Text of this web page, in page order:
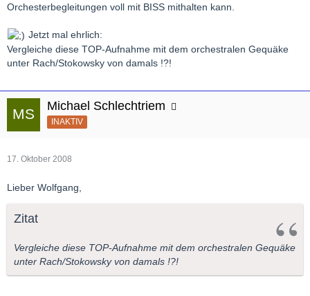
Orchesterbegleitungen voll mit BISS mithalten kann.
Jetzt mal ehrlich:
Vergleiche diese TOP-Aufnahme mit dem orchestralen Gequäke
unter Rach/Stokowsky von damals !?!
Michael Schlechtriem
INAKTIV
17. Oktober 2008
Lieber Wolfgang,
Zitat
Vergleiche diese TOP-Aufnahme mit dem orchestralen Gequäke
unter Rach/Stokowsky von damals !?!